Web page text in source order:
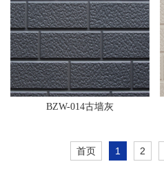
BZW-014古墙灰
首页 1 2